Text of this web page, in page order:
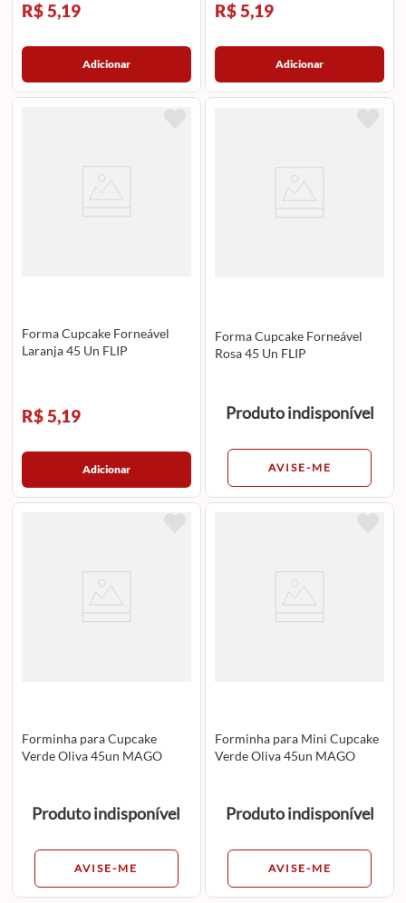
R$ 5,19
Adicionar
R$ 5,19
Adicionar
Forma Cupcake Forneável
Laranja 45 Un FLIP
R$ 5,19
Adicionar
Forma Cupcake Forneável
Rosa 45 Un FLIP
Produto indisponível
AVISE-ME
Forminha para Cupcake
Verde Oliva 45un MAGO
Produto indisponível
AVISE-ME
Forminha para Mini Cupcake
Verde Oliva 45un MAGO
Produto indisponível
AVISE-ME